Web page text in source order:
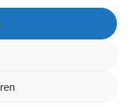
Hopelijk zijn
onmiddelijk